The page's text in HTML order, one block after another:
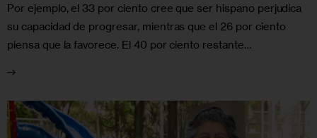
Por ejemplo, el 33 por ciento cree que ser hispano perjudica
su capacidad de progresar, mientras que el 26 por ciento
piensa que la favorece. El 40 por ciento restante…